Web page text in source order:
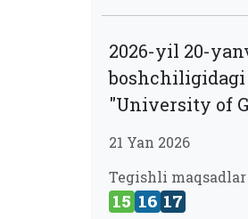
2026-yil 20-
"University of
21 Yan 2026
Tegishli maqsadlar
15 16 17